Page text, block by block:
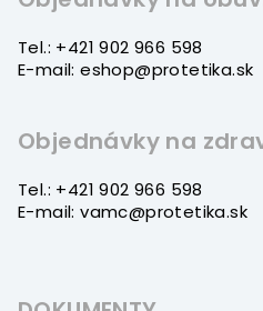
Tel.: +421 902 966 598
E-mail: eshop@protetika.sk
Objednávky na
Tel.: +421 902 966 598
E-mail: vamc@protetika.sk